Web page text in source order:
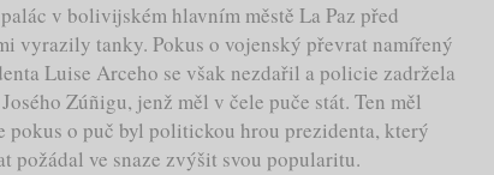
v bolivijském hlavním městě La Paz před
vyrazily tanky. Pokus o vojenský převrat namířený
Luise Arceho se však nezdařil a policie zadržela
Zúñigu, jenž měl v čele puče stát. Ten měl
pokus o puč byl politickou hrou prezidenta, který
požádal ve snaze zvýšit svou popularitu.